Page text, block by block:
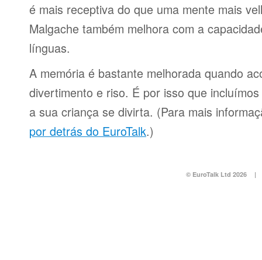
é mais receptiva do que uma mente mais
Malgache também melhora com a
línguas.
A memória é bastante melhorada quando
divertimento e riso. É por isso que
a sua criança se divirta. (Para mais
por detrás do EuroTalk.)
© EuroTalk Ltd 2026 |